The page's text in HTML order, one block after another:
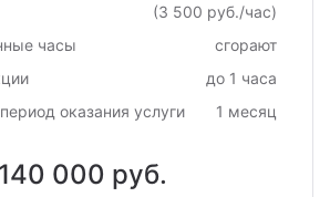
(3 500 руб./час)
часы
сгорают
до 1 часа
оказания услуги
1 месяц
140 000 руб.